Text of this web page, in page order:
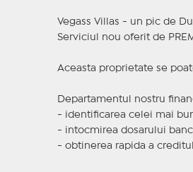
Vegass Villas - un pic de
Serviciul nou oferit de
Aceasta proprietate se
Departamentul nostru
- identificarea celei mai
- intocmirea dosarului
- obtinerea rapida a